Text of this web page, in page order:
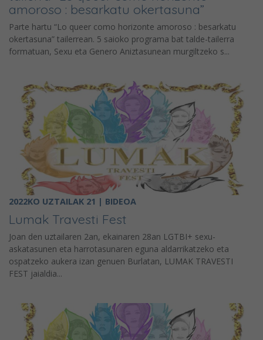
amoroso : besarkatu okertasuna”
Parte hartu “Lo queer como horizonte amoroso : besarkatu
okertasuna” tailerrean. 5 saioko programa bat talde-tailerra
formatuan, Sexu eta Genero Aniztasunean murgiltzeko s...
2022KO UZTAILAK 21 | BIDEOA
Lumak Travesti Fest
Joan den uztailaren 2an, ekainaren 28an LGTBI+ sexu-
askatasunen eta harrotasunaren eguna aldarrikatzeko eta
ospatzeko aukera izan genuen Burlatan, LUMAK TRAVESTI
FEST jaialdia...